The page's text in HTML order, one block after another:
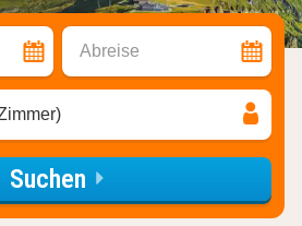
Abreise
Suchen